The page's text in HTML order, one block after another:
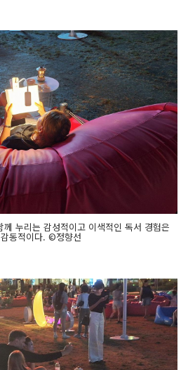
누리는 감성적이고 이색적인 독서 경험은
동적이다. ©정향선